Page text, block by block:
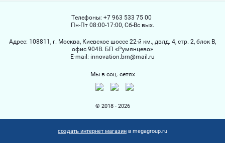
Телефоны: +7 963 533 75 00
Пн-Пт 08:00-17:00, Сб-Вс вых.
Адрес: 108811, г. Москва, Киевское шоссе 22-й км., двлд. 4, стр. 2, блок В,
офис 904В. БП «Румянцево»
Е-mail: innovation.brn@mail.ru
Мы в соц. сетях
© 2018 - 2026
создать интернет магазин в megagroup.ru